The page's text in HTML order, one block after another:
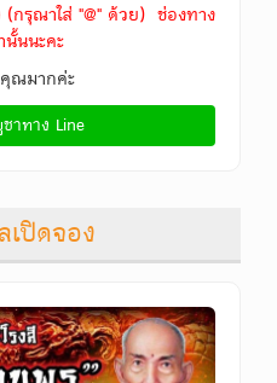
(กรุณาใส่ "@" ด้วย) ช่องทาง
นั้นนะคะ
ณมากค่ะ
าทาง Line
เปิดจอง